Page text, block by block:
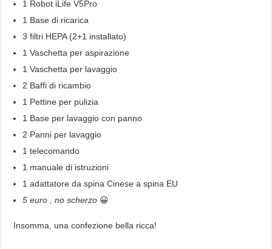
1 Robot iLife V5Pro
1 Base di ricarica
3 filtri HEPA (2+1 installato)
1 Vaschetta per aspirazione
1 Vaschetta per lavaggio
2 Baffi di ricambio
1 Pettine per pulizia
1 Base per lavaggio con panno
2 Panni per lavaggio
1 telecomando
1 manuale di istruzioni
1 adattatore da spina Cinese a spina EU
5 euro , no scherzo 😀
Insomma, una confezione bella ricca!